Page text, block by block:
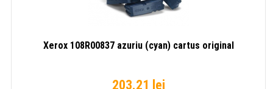
Xerox 108R00837 azuriu (cyan) cartus original
203.21 lei